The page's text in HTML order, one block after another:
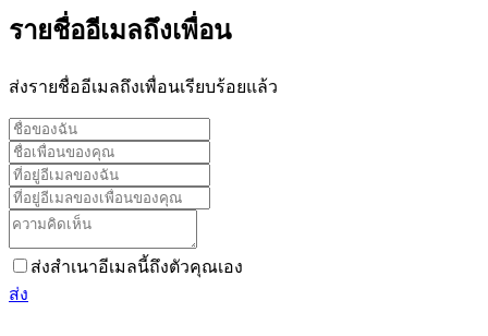
รายชื่ออีเมลถึงเพื่อน
ส่งรายชื่ออีเมลถึงเพื่อนเรียบร้อยแล้ว
ส่งสำเนาอีเมลนี้ถึงตัวคุณเอง
ส่ง